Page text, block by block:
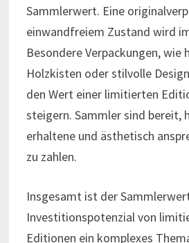
Sammlerwert. Eine
einwandfreiem Zustand wird
Besondere Verpackungen,
Holzkisten oder stilvolle
den Wert einer limitierten
steigern. Sammler sind bereit,
erhaltene und ästhetisch
zu zahlen.
Insgesamt ist der
Investitionspotenzial von
Editionen ein komplexes